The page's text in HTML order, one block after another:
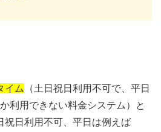
イム （土日祝日利用不可で、平日
利用できない料金システム）と
祝日利用不可、平日は例えば